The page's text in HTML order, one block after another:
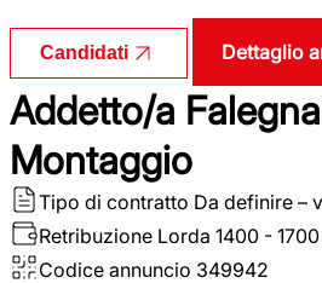
Candidati Dettaglio
Addetto/a
Montaggio
Tipo di contratto Da definire –
Retribuzione Lorda 1400 -
Codice annuncio 349942